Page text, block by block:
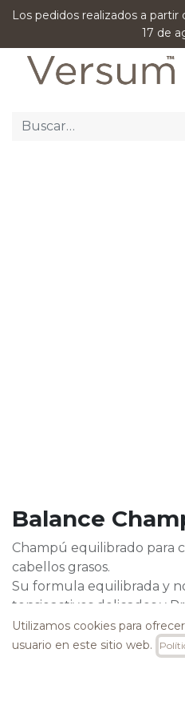
Los pedidos realizados a
17 de
Balance
Champú equilibrado para
cabellos grasos.
Su formula equilibrada y
tensioactivos delicados y
eficazmente los excesos
volviéndolos brillantes y
cabelludo, cumpliendo
Utilizamos cookies para
usuario en este sitio web.